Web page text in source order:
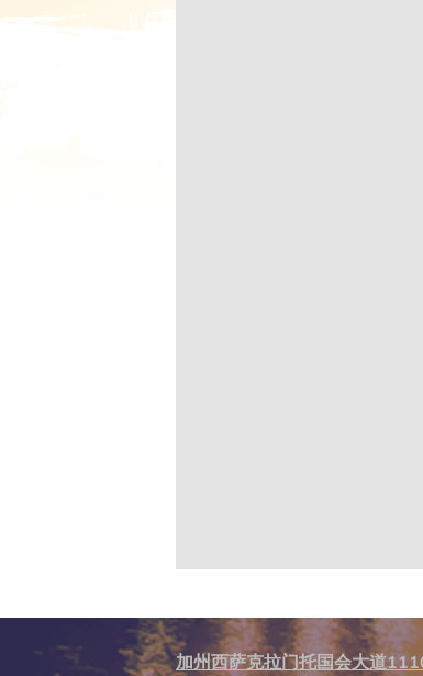
加州西萨克拉门托国会大道